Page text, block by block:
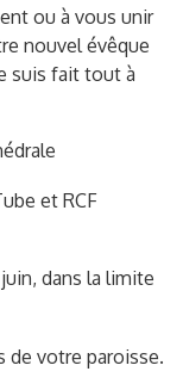
ou à vous unir
nouvel évêque
suis fait tout à
et RCF
dans la limite
de votre paroisse.